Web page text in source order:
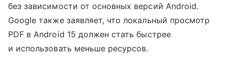
без зависимости от основных версий Android.
Google также заявляет, что локальный просмотр
PDF в Android 15 должен стать быстрее
и использовать меньше ресурсов.